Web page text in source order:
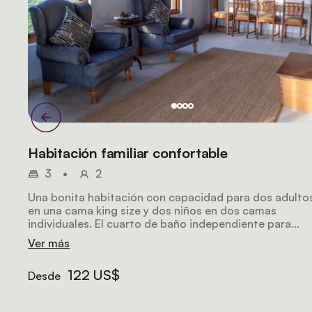
Habitación familiar confortable
3 •
2
Una bonita habitación con capacidad para dos
en una cama king size y dos niños en dos camas
individuales. El cuarto de baño independiente para
compartir cuenta con una bañera con patas y una
ducha abierta.
Ver más
Desde 122 US$